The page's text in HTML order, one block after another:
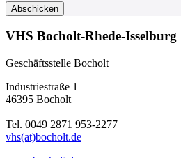
Abschicken
VHS Bocholt-Rhede-Isselburg
Geschäftsstelle Bocholt
Industriestraße 1
46395 Bocholt
Tel. 0049 2871 953-2277
vhs(at)bocholt.de